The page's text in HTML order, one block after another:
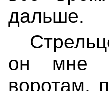
дальше.
он мне
воротам,